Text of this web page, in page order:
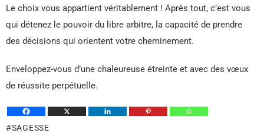
Le choix vous appartient véritablement ! Après tout, c’est vous
qui détenez le pouvoir du libre arbitre, la capacité de prendre
des décisions qui orientent votre cheminement.
Enveloppez-vous d’une chaleureuse étreinte et avec des vœux
de réussite perpétuelle.
SAGESSE